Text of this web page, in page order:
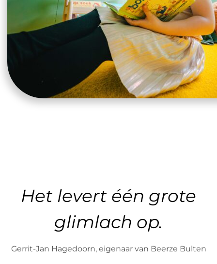
Het levert één grote
glimlach op.
Gerrit-Jan Hagedoorn, eigenaar van Beerze Bulten